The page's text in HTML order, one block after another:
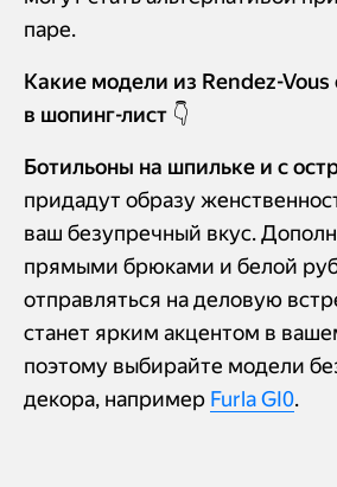
паре.
Какие модели из Rendez-Vous
в шопинг-лист 👇
Ботильоны на шпильке и с
придадут образу
ваш безупречный вкус.
прямыми брюками и белой
отправляться на деловую
станет ярким акцентом в
поэтому выбирайте модели
декора, например Furla GI0.